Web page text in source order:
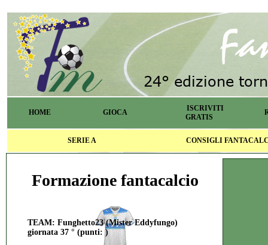
HOME GIOCA
ISCRIVITI
GRATIS
SERIE A CONSIGLI
Formazione fantacalcio
TEAM: Funghetto23 (Mister Eddyfungo)
giornata 37 ° (punti: )